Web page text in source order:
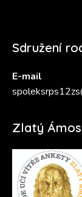
E-mail
Zlatý